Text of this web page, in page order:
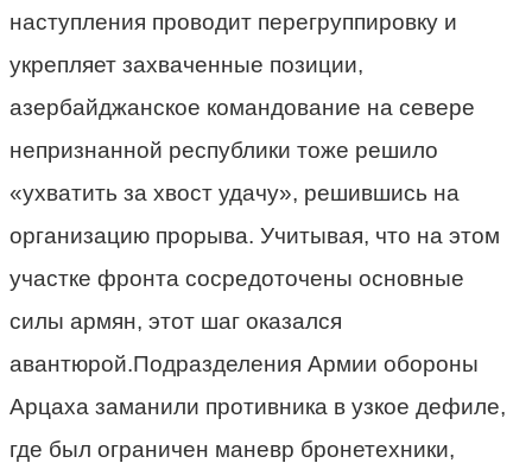
наступления проводит перегруппировку и
укрепляет захваченные позиции,
азербайджанское командование на севере
непризнанной республики тоже решило
«ухватить за хвост удачу», решившись на
организацию прорыва. Учитывая, что на этом
участке фронта сосредоточены основные
силы армян, этот шаг оказался
авантюрой.Подразделения Армии обороны
Арцаха заманили противника в узкое дефиле,
где был ограничен маневр бронетехники,